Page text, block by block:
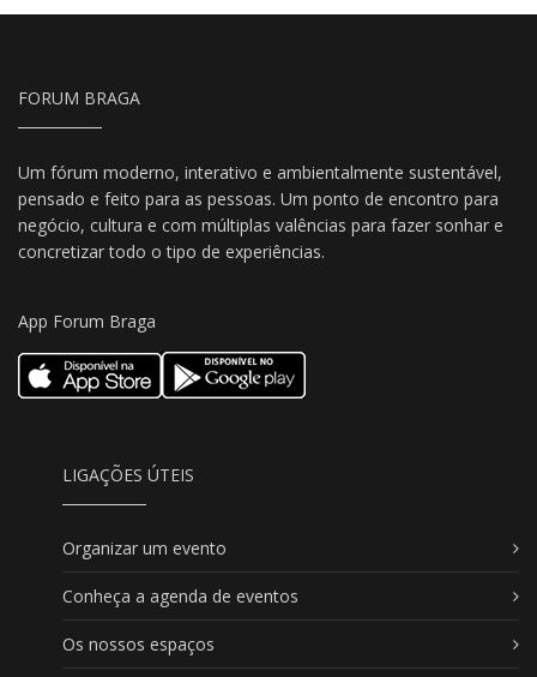
FORUM BRAGA
Um fórum moderno, interativo e ambientalmente sustentável,
pensado e feito para as pessoas. Um ponto de encontro para
negócio, cultura e com múltiplas valências para fazer sonhar e
concretizar todo o tipo de experiências.
App Forum Braga
LIGAÇÕES ÚTEIS
Organizar um evento
Conheça a agenda de eventos
Os nossos espaços